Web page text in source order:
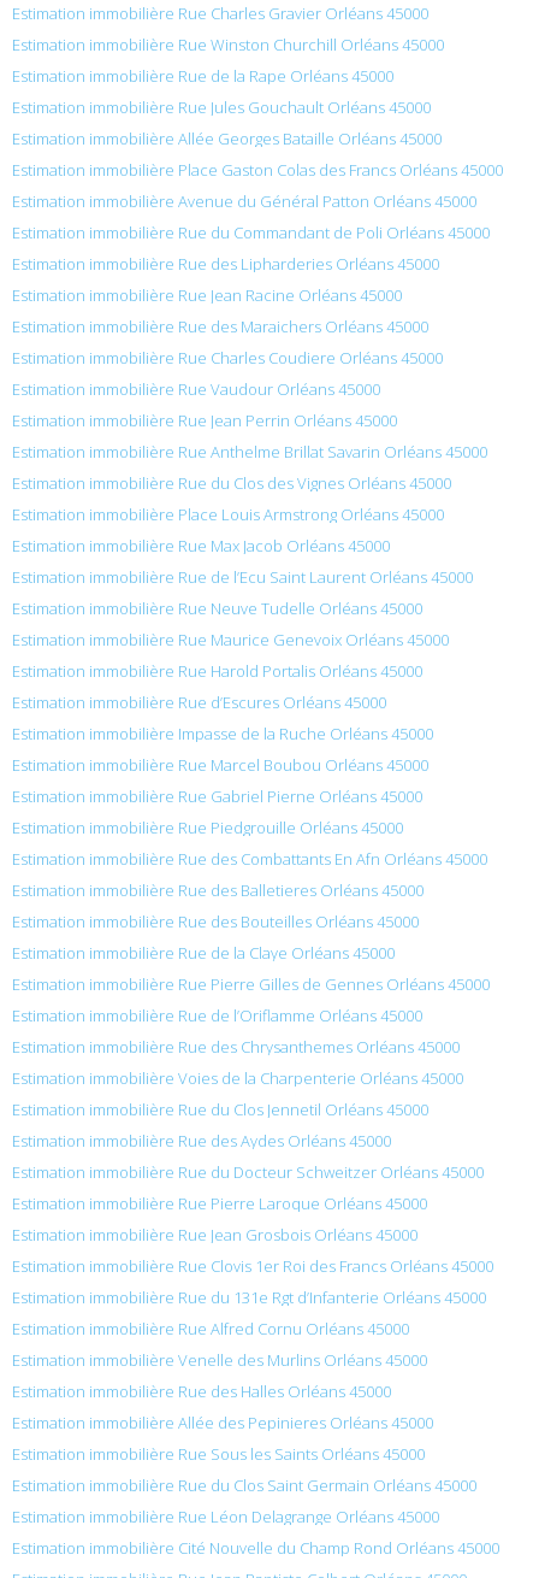
Estimation immobilière Rue Charles Gravier Orléans 45000
Estimation immobilière Rue Winston Churchill Orléans 45000
Estimation immobilière Rue de la Rape Orléans 45000
Estimation immobilière Rue Jules Gouchault Orléans 45000
Estimation immobilière Allée Georges Bataille Orléans 45000
Estimation immobilière Place Gaston Colas des Francs Orléans 45000
Estimation immobilière Avenue du Général Patton Orléans 45000
Estimation immobilière Rue du Commandant de Poli Orléans 45000
Estimation immobilière Rue des Lipharderies Orléans 45000
Estimation immobilière Rue Jean Racine Orléans 45000
Estimation immobilière Rue des Maraichers Orléans 45000
Estimation immobilière Rue Charles Coudiere Orléans 45000
Estimation immobilière Rue Vaudour Orléans 45000
Estimation immobilière Rue Jean Perrin Orléans 45000
Estimation immobilière Rue Anthelme Brillat Savarin Orléans 45000
Estimation immobilière Rue du Clos des Vignes Orléans 45000
Estimation immobilière Place Louis Armstrong Orléans 45000
Estimation immobilière Rue Max Jacob Orléans 45000
Estimation immobilière Rue de l’Ecu Saint Laurent Orléans 45000
Estimation immobilière Rue Neuve Tudelle Orléans 45000
Estimation immobilière Rue Maurice Genevoix Orléans 45000
Estimation immobilière Rue Harold Portalis Orléans 45000
Estimation immobilière Rue d’Escures Orléans 45000
Estimation immobilière Impasse de la Ruche Orléans 45000
Estimation immobilière Rue Marcel Boubou Orléans 45000
Estimation immobilière Rue Gabriel Pierne Orléans 45000
Estimation immobilière Rue Piedgrouille Orléans 45000
Estimation immobilière Rue des Combattants En Afn Orléans 45000
Estimation immobilière Rue des Balletieres Orléans 45000
Estimation immobilière Rue des Bouteilles Orléans 45000
Estimation immobilière Rue de la Claye Orléans 45000
Estimation immobilière Rue Pierre Gilles de Gennes Orléans 45000
Estimation immobilière Rue de l’Oriflamme Orléans 45000
Estimation immobilière Rue des Chrysanthemes Orléans 45000
Estimation immobilière Voies de la Charpenterie Orléans 45000
Estimation immobilière Rue du Clos Jennetil Orléans 45000
Estimation immobilière Rue des Aydes Orléans 45000
Estimation immobilière Rue du Docteur Schweitzer Orléans 45000
Estimation immobilière Rue Pierre Laroque Orléans 45000
Estimation immobilière Rue Jean Grosbois Orléans 45000
Estimation immobilière Rue Clovis 1er Roi des Francs Orléans 45000
Estimation immobilière Rue du 131e Rgt d’Infanterie Orléans 45000
Estimation immobilière Rue Alfred Cornu Orléans 45000
Estimation immobilière Venelle des Murlins Orléans 45000
Estimation immobilière Rue des Halles Orléans 45000
Estimation immobilière Allée des Pepinieres Orléans 45000
Estimation immobilière Rue Sous les Saints Orléans 45000
Estimation immobilière Rue du Clos Saint Germain Orléans 45000
Estimation immobilière Rue Léon Delagrange Orléans 45000
Estimation immobilière Cité Nouvelle du Champ Rond Orléans 45000